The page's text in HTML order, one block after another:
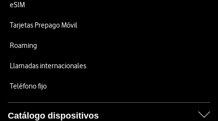
eSIM
Tarjetas Prepago Móvil
Roaming
Llamadas internacionales
Teléfono fijo
Catálogo dispositivos